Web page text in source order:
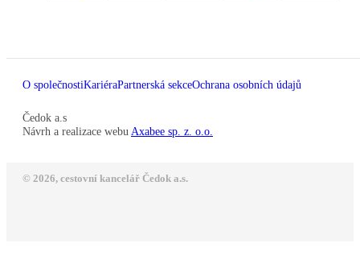
O společnostiKariéraPartnerská sekceOchrana osobních údajů
Čedok a.s
Návrh a realizace webu Axabee sp. z. o.o.
© 2026, cestovní kancelář Čedok a.s.